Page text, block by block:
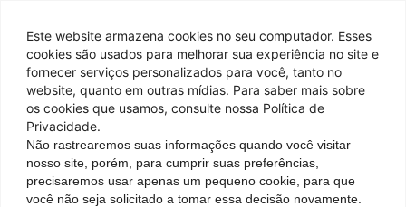
Este website armazena cookies no seu computador. Esses
cookies são usados ​​para melhorar sua experiência no site e
fornecer serviços personalizados para você, tanto no
website, quanto em outras mídias. Para saber mais sobre
os cookies que usamos, consulte nossa Política de
Privacidade.
Não rastrearemos suas informações quando você visitar
nosso site, porém, para cumprir suas preferências,
precisaremos usar apenas um pequeno cookie, para que
você não seja solicitado a tomar essa decisão novamente.